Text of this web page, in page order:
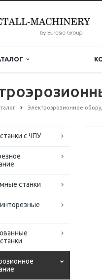
Электроэрозионное
с ЧПУ
станки